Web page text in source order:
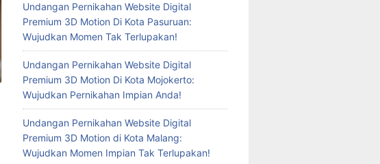
Undangan Pernikahan Website Digital
Premium 3D Motion Di Kota Pasuruan:
Wujudkan Momen Tak Terlupakan!
Undangan Pernikahan Website Digital
Premium 3D Motion Di Kota Mojokerto:
Wujudkan Pernikahan Impian Anda!
Undangan Pernikahan Website Digital
Premium 3D Motion di Kota Malang:
Wujudkan Momen Impian Tak Terlupakan!